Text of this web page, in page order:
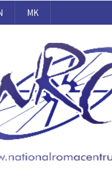
MK
преку